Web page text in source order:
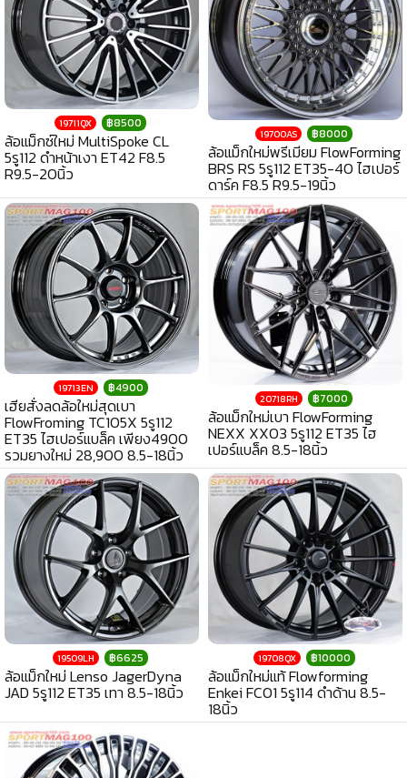
19711QX ฿8500
ล้อแม็กซ์ใหม่ MultiSpoke CL
5รู112 ดำหน้าเงา ET42 F8.5
R9.5-20นิ้ว
19700AS ฿8000
ล้อแม็กใหม่พรีเมียม FlowForming
BRS RS 5รู112 ET35-40 ไฮเปอร์
ดาร์ค F8.5 R9.5-19นิ้ว
19713EN ฿4900
เฮียสั่งลดล้อใหม่สุดเบา
FlowFroming TC105X 5รู112
ET35 ไฮเปอร์แบล็ค เพียง4900
รวมยางใหม่ 28,900 8.5-18นิ้ว
20718RH ฿7000
ล้อแม็กใหม่เบา FlowForming
NEXX XX03 5รู112 ET35 ไฮ
เปอร์แบล็ค 8.5-18นิ้ว
19509LH ฿6625
ล้อแม็กใหม่ Lenso JagerDyna
JAD 5รู112 ET35 เทา 8.5-18นิ้ว
19708QX ฿10000
ล้อแม็กใหม่แท้ Flowforming
Enkei FC01 5รู114 ดำด้าน 8.5-
18นิ้ว